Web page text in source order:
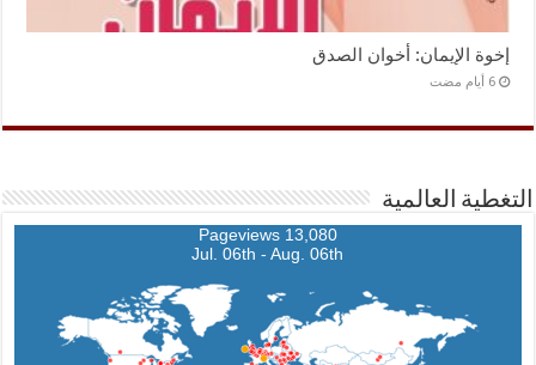
إخوة الإيمان: أخوان الصدق
‏6 أيام مضت
التغطية العالمية
13,080 Pageviews
Jul. 06th - Aug. 06th